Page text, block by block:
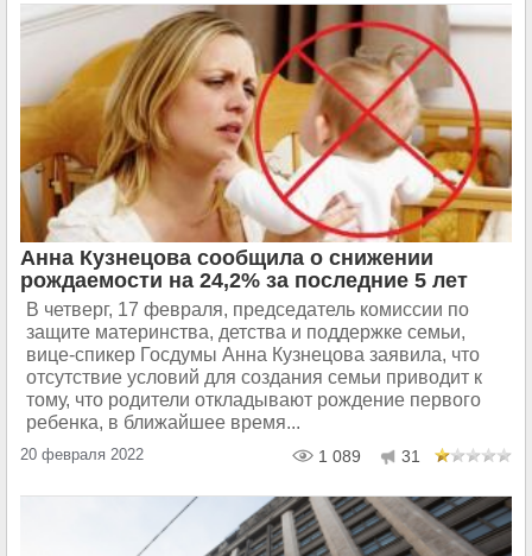
Анна Кузнецова сообщила о снижении
рождаемости на 24,2% за последние 5 лет
В четверг, 17 февраля, председатель комиссии по
защите материнства, детства и поддержке семьи,
вице-спикер Госдумы Анна Кузнецова заявила, что
отсутствие условий для создания семьи приводит к
тому, что родители откладывают рождение первого
ребенка, в ближайшее время...
20 февраля 2022 1 089 31